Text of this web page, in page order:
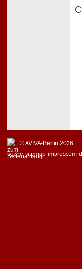
© AVIVA-Berlin 2026
suche sitemap impressum